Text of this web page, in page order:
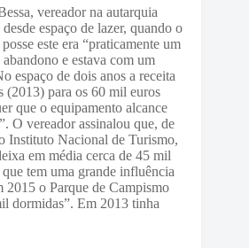
vereador na autarquia
espaço de lazer, quando o
este era “praticamente um
e estava com um
espaço de dois anos a receita
(2013) para os 60 mil euros
que o equipamento alcance
O vereador assinalou que, de
Instituto Nacional de Turismo,
em média cerca de 45 mil
tem uma grande influência
2015 o Parque de Campismo
dormidas”. Em 2013 tinha